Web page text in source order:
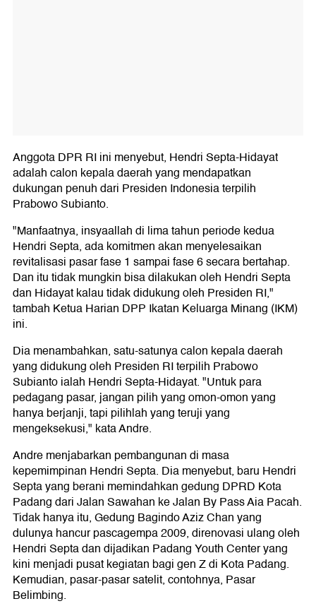
Anggota DPR RI ini menyebut, Hendri Septa-Hidayat
adalah calon kepala daerah yang mendapatkan
dukungan penuh dari Presiden Indonesia terpilih
Prabowo Subianto.
"Manfaatnya, insyaallah di lima tahun periode kedua
Hendri Septa, ada komitmen akan menyelesaikan
revitalisasi pasar fase 1 sampai fase 6 secara bertahap.
Dan itu tidak mungkin bisa dilakukan oleh Hendri Septa
dan Hidayat kalau tidak didukung oleh Presiden RI,"
tambah Ketua Harian DPP Ikatan Keluarga Minang (IKM)
ini.
Dia menambahkan, satu-satunya calon kepala daerah
yang didukung oleh Presiden RI terpilih Prabowo
Subianto ialah Hendri Septa-Hidayat. "Untuk para
pedagang pasar, jangan pilih yang omon-omon yang
hanya berjanji, tapi pilihlah yang teruji yang
mengeksekusi," kata Andre.
Andre menjabarkan pembangunan di masa
kepemimpinan Hendri Septa. Dia menyebut, baru Hendri
Septa yang berani memindahkan gedung DPRD Kota
Padang dari Jalan Sawahan ke Jalan By Pass Aia Pacah.
Tidak hanya itu, Gedung Bagindo Aziz Chan yang
dulunya hancur pascagempa 2009, direnovasi ulang oleh
Hendri Septa dan dijadikan Padang Youth Center yang
kini menjadi pusat kegiatan bagi gen Z di Kota Padang.
Kemudian, pasar-pasar satelit, contohnya, Pasar
Belimbing.